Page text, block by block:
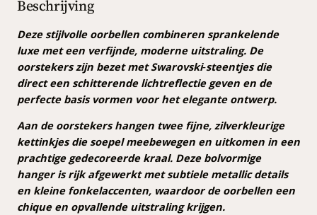
t
e
k
e
r
a
n
t
a
l
Beschrijving
Deze stijlvolle oorbellen combineren sprankelende
luxe met een verfijnde, moderne uitstraling. De
oorstekers zijn bezet met Swarovski‑steentjes die
direct een schitterende lichtreflectie geven en de
perfecte basis vormen voor het elegante ontwerp.
Aan de oorstekers hangen twee fijne, zilverkleurige
kettinkjes die soepel meebewegen en uitkomen in een
prachtige gedecoreerde kraal. Deze bolvormige
hanger is rijk afgewerkt met subtiele metallic details
en kleine fonkelaccenten, waardoor de oorbellen een
chique en opvallende uitstraling krijgen.